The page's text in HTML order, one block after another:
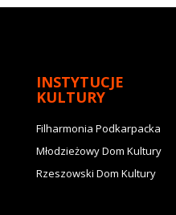
INSTYTUCJE
KULTURY
Filharmonia Podkarpacka
Młodzieżowy Dom Kultury
Rzeszowski Dom Kultury